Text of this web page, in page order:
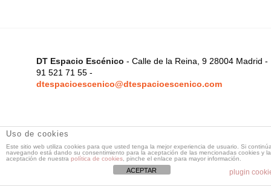
DT Espacio Escénico - Calle de la Reina, 9 28004 Madrid -
91 521 71 55 -
dtespacioescenico@dtespacioescenico.com
Uso de cookies
Este sitio web utiliza cookies para que usted tenga la mejor experiencia de usuario. Si
navegando está dando su consentimiento para la aceptación de las mencionadas cookies y la
aceptación de nuestra política de cookies , pinche el enlace para mayor información.
plugin
ACEPTAR